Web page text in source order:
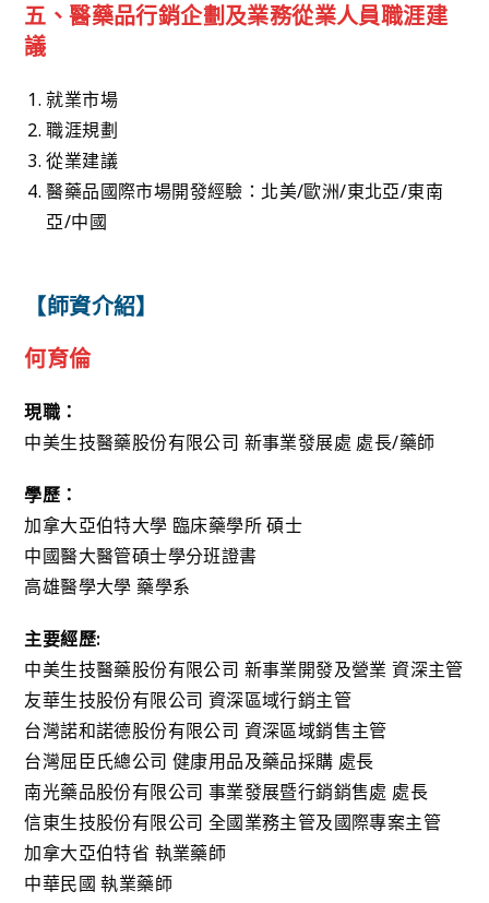
五、醫藥品行銷企劃及業務從業人員職涯建
議
就業市場
職涯規劃
從業建議
醫藥品國際市場開發經驗：北美/歐洲/東北亞/東南
亞/中國
【師資介紹】
何育倫
現職：
中美生技醫藥股份有限公司 新事業發展處 處長/藥師
學歷：
加拿大亞伯特大學 臨床藥學所 碩士
中國醫大醫管碩士學分班證書
高雄醫學大學 藥學系
主要經歷:
中美生技醫藥股份有限公司 新事業開發及營業 資深主管
友華生技股份有限公司 資深區域行銷主管
台灣諾和諾德股份有限公司 資深區域銷售主管
台灣屈臣氏總公司 健康用品及藥品採購 處長
南光藥品股份有限公司 事業發展暨行銷銷售處 處長
信東生技股份有限公司 全國業務主管及國際專案主管
加拿大亞伯特省 執業藥師
中華民國 執業藥師